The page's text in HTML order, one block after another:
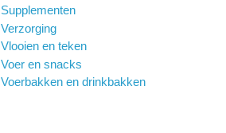
Supplementen
Verzorging
Vlooien en teken
Voer en snacks
Voerbakken en drinkbakken